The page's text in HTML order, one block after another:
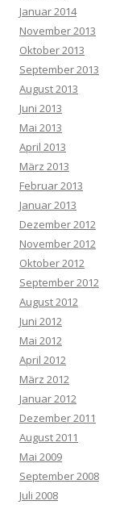
Januar 2014
November 2013
Oktober 2013
September 2013
August 2013
Juni 2013
Mai 2013
April 2013
März 2013
Februar 2013
Januar 2013
Dezember 2012
November 2012
Oktober 2012
September 2012
August 2012
Juni 2012
Mai 2012
April 2012
März 2012
Januar 2012
Dezember 2011
August 2011
Mai 2009
September 2008
Juli 2008